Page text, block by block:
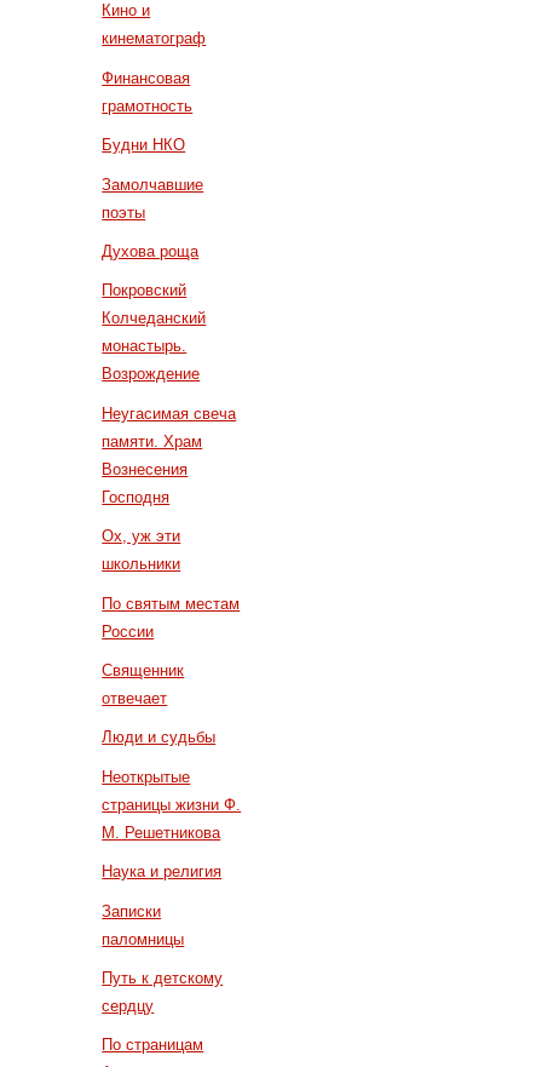
Кино и
кинематограф
Финансовая
грамотность
Будни НКО
Замолчавшие
поэты
Духова роща
Покровский
Колчеданский
монастырь.
Возрождение
Неугасимая свеча
памяти. Храм
Вознесения
Господня
Ох, уж эти
школьники
По святым местам
России
Священник
отвечает
Люди и судьбы
Неоткрытые
страницы жизни Ф.
М. Решетникова
Наука и религия
Записки
паломницы
Путь к детскому
сердцу
По страницам